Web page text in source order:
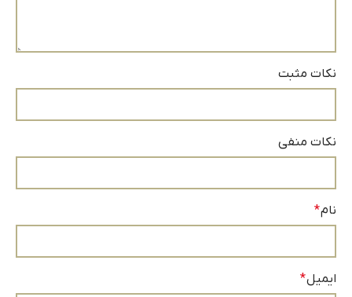
نکات مثبت
نکات منفی
نام*
ایمیل*